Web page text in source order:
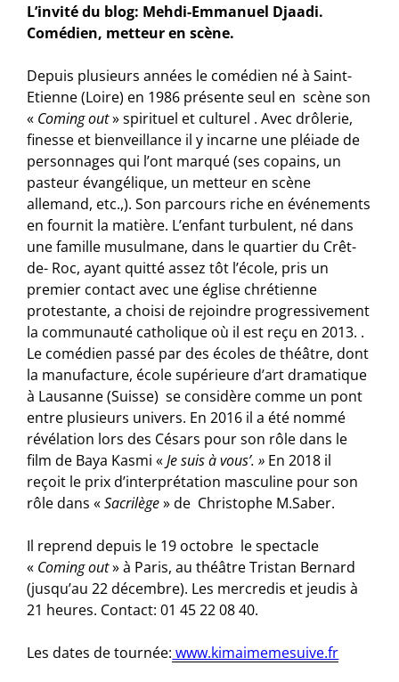
L’invité du blog: Mehdi-Emmanuel Djaadi.
Comédien, metteur en scène.
Depuis plusieurs années le comédien né à Saint-
Etienne (Loire) en 1986 présente seul en scène son
« Coming out» spirituel et culturel . Avec drôlerie,
finesse et bienveillance il y incarne une pléiade de
personnages qui l’ont marqué (ses copains, un
pasteur évangélique, un metteur en scène
allemand, etc.,). Son parcours riche en événements
en fournit la matière. L’enfant turbulent, né dans
une famille musulmane, dans le quartier du Crêt-
de- Roc, ayant quitté assez tôt l’école, pris un
premier contact avec une église chrétienne
protestante, a choisi de rejoindre progressivement
la communauté catholique où il est reçu en 2013. .
Le comédien passé par des écoles de théâtre, dont
la manufacture, école supérieure d’art dramatique
à Lausanne (Suisse) se considère comme un pont
entre plusieurs univers. En 2016 il a été nommé
révélation lors des Césars pour son rôle dans le
film de Baya Kasmi «Je suis à vous’. » En 2018 il
reçoit le prix d’interprétation masculine pour son
rôle dans «Sacrilège» de Christophe M.Saber.
Il reprend depuis le 19 octobre le spectacle
« Coming out» à Paris, au théâtre Tristan Bernard
(jusqu’au 22 décembre). Les mercredis et jeudis à
21 heures. Contact: 01 45 22 08 40.
Les dates de tournée: www.kimaimemesuive.fr